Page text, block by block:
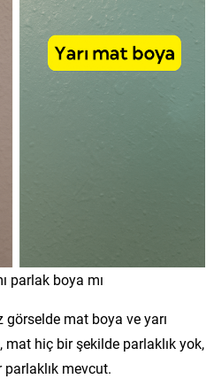
parlak boya mı
mat boya ve yarı
hiç bir şekilde parlaklık yok,
mevcut.